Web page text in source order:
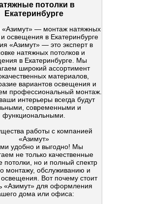
потолки в
Екатеринбурге
«Азимут» — монтаж натяжных
и освещения в Екатеринбурге
«Азимут» — это эксперт в
натяжных потолков и
в Екатеринбурге. Мы
широкий ассортимент
материалов,
вариантов освещения и
профессиональный монтаж.
интерьеры всегда будут
современными и
функциональными.
работы с компанией
«Азимут»
удобно и выгодно! Мы
не только качественные
потолки, но и полный спектр
монтажу, обслуживанию и
Вот почему стоит
«Азимут» для оформления
дома или офиса: